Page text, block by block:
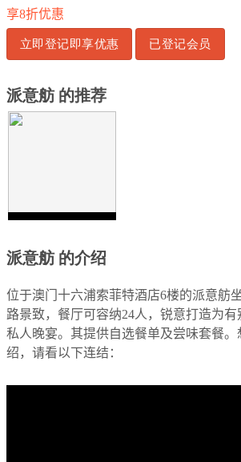
享8折优惠
立即登记即享优惠 已登记会员
派意舫 的推荐
派意舫 的介绍
位于澳门十六浦索菲特酒店6楼的派意舫
路景致，餐厅可容纳24人，锐意打造为
私人晚宴。其提供自选餐单及尝味套餐
绍，请看以下连结：